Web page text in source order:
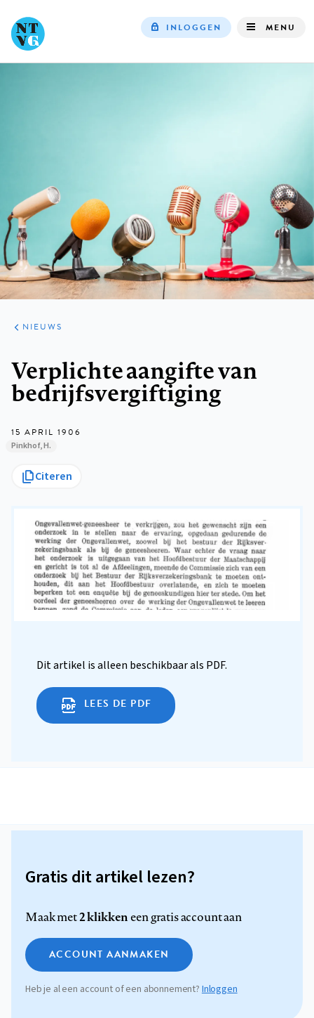
INLOGGEN MENU
ARTIKELEN
HET
KORT
NIEUWS
Verplichte aangifte van
bedrijfsvergiftiging
15 APRIL 1906
Pinkhof, H.
Citeren
Dit artikel is alleen beschikbaar als PDF.
LEES DE PDF
Gratis dit artikel lezen?
Maak met2 klikkeneen gratis account aan
ACCOUNT AANMAKEN
Heb je al een account of een abonnement? Inloggen